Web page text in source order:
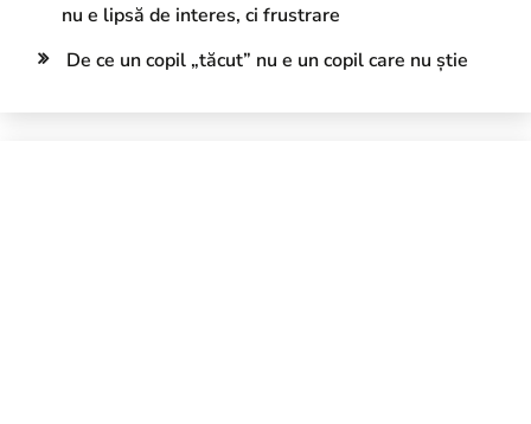
nu e lipsă de interes, ci frustrare
De ce un copil „tăcut” nu e un copil care nu știe